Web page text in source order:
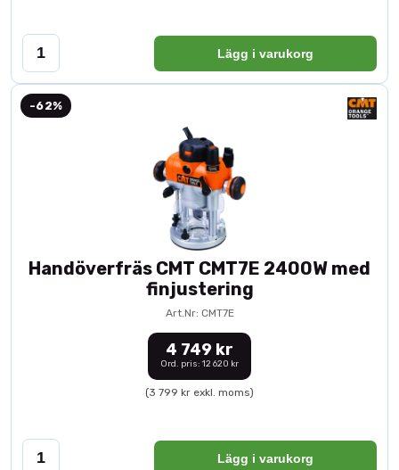
Lägg i varukorg
-62%
Handöverfräs CMT CMT7E 2400W med
finjustering
Art.Nr: CMT7E
4 749 kr
Ord. pris: 12 620 kr
(3 799 kr exkl. moms)
Lägg i varukorg